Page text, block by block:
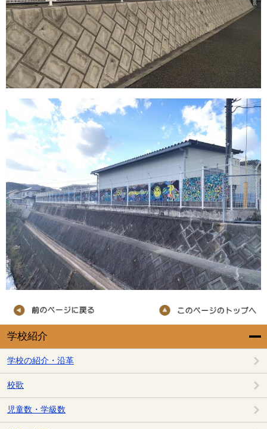
学校紹介
学校の紹介・沿革
校歌
児童数・学級数